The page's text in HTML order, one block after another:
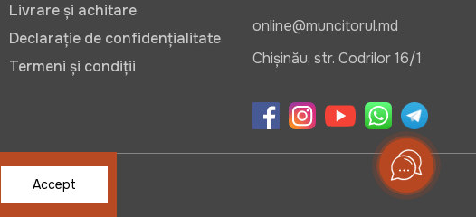
Livrare și achitare
Declarație de confidențialitate
Termeni și condiții
online@muncitorul.md
Chișinău, str. Codrilor 16/1
Accept